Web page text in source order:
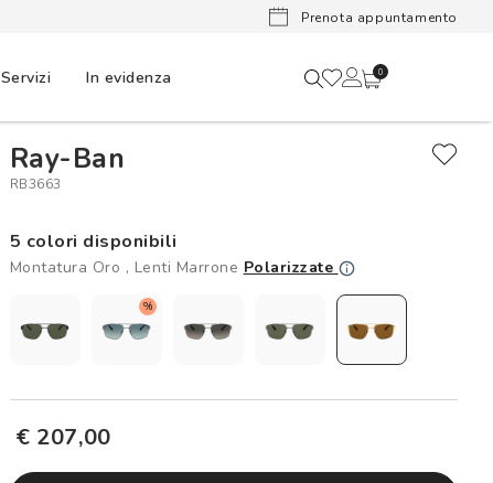
Ora
Prenota appuntamento
Servizi In evidenza 0
Ray-Ban
RB3663
5 colori disponibili
Montatura Oro , Lenti Marrone Polarizzate
%
€ 207,00